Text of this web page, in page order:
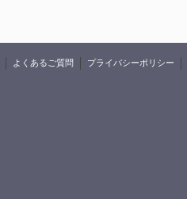
よくあるご質問 プライバシーポリシー